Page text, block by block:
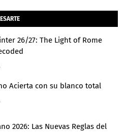
26/27: The Light of Rome
Acierta con su blanco total
2026: Las Nuevas Reglas del